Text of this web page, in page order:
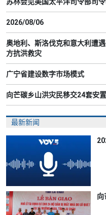
2026/08/06
奥地利、斯洛伐克和意大利遭
方抗洪救灾
广宁省建设数字市场模式
向芒碳乡山洪灾民移交24套安
最新新闻
向